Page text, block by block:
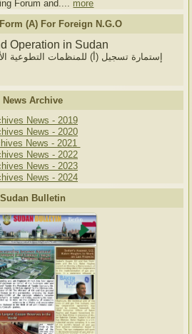
Forum and.... more
(A) For Foreign N.G.O
Operation in Sudan
إستمارة تسجيل (أ) للمنظمات التطوعية
News Archive
News - 2019
News - 2020
News - 2021
News - 2022
News - 2023
News - 2024
Sudan Bulletin